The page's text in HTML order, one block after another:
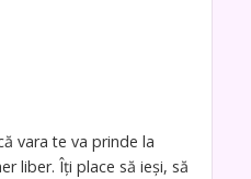
vara te va prinde la
liber. Îţi place să ieşi, să